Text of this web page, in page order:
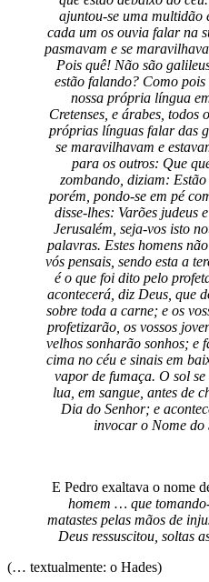
ajuntou-se uma multidão
cada um os ouvia falar na
pasmavam e se
Pois quê! Não são
estão falando? Como
nossa própria língua
Cretenses, e árabes, todos
próprias línguas falar das
se maravilhavam e
para os outros: Que
zombando, diziam: Estão
porém, pondo-se em pé
disse-lhes: Varões judeus
Jerusalém, seja-vos isto
palavras. Estes homens
vós pensais, sendo esta a
é o que foi dito pelo
acontecerá, diz Deus, que
sobre toda a carne; e os
profetizarão, os vossos
velhos sonharão sonhos; e
cima no céu e sinais em
vapor de fumaça. O sol
lua, em sangue, antes de
Dia do Senhor; e
invocar o Nome do
E Pedro exaltava o nome
homem … que
matastes pelas mãos de
Deus ressuscitou, soltas
(… textualmente: o Hades)